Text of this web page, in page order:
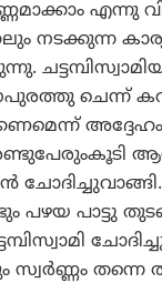
നടക്കുന്ന
ചെന്ന്
അദ്ദേഹം
പഴയ പാട്ടു
സ്വര്‍ണ്ണം